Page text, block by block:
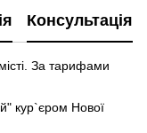
Консультація
За тарифами
кур`єром Нової